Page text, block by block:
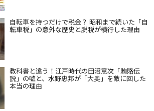
自転車を持つだけで税金？ 昭和まで続いた「自
転車税」の意外な歴史と脱税が横行した理由
教科書と違う！江戸時代の田沼意次「賄賂伝
説」の嘘と、水野忠邦が「大奥」を敵に回した
本当の理由